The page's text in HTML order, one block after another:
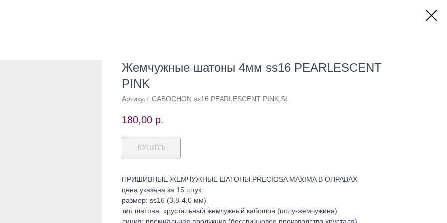
Жемчужные шатоны 4мм ss16 PEARLESCENT
PINK
Артикул: CABOCHON ss16 PEARLESCENT PINK SL
180,00 р.
КУПИТЬ
ПРИШИВНЫЕ ЖЕМЧУЖНЫЕ ШАТОНЫ PRECIOSA MAXIMA В ОПРАВАХ
цена указана за 15 штук
размер: ss16 (3,8-4,0 мм)
тип шатона: хрустальный жемчужный кабошон (полу-жемчужина)
линия: премиальная продукция (бессвинцовое производство хрусталя)